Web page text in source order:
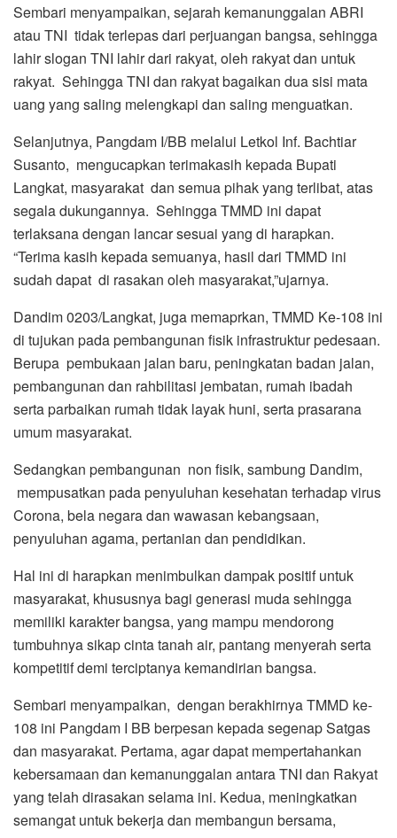
Sembari menyampaikan, sejarah kemanunggalan ABRI
atau TNI tidak terlepas dari perjuangan bangsa, sehingga
lahir slogan TNI lahir dari rakyat, oleh rakyat dan untuk
rakyat. Sehingga TNI dan rakyat bagaikan dua sisi mata
uang yang saling melengkapi dan saling menguatkan.
Selanjutnya, Pangdam I/BB melalui Letkol Inf. Bachtiar
Susanto, mengucapkan terimakasih kepada Bupati
Langkat, masyarakat dan semua pihak yang terlibat, atas
segala dukungannya. Sehingga TMMD ini dapat
terlaksana dengan lancar sesuai yang di harapkan.
“Terima kasih kepada semuanya, hasil dari TMMD ini
sudah dapat di rasakan oleh masyarakat,”ujarnya.
Dandim 0203/Langkat, juga memaprkan, TMMD Ke-108 ini
di tujukan pada pembangunan fisik infrastruktur pedesaan.
Berupa pembukaan jalan baru, peningkatan badan jalan,
pembangunan dan rahbilitasi jembatan, rumah ibadah
serta parbaikan rumah tidak layak huni, serta prasarana
umum masyarakat.
Sedangkan pembangunan non fisik, sambung Dandim,
mempusatkan pada penyuluhan kesehatan terhadap virus
Corona, bela negara dan wawasan kebangsaan,
penyuluhan agama, pertanian dan pendidikan.
Hal ini di harapkan menimbulkan dampak positif untuk
masyarakat, khususnya bagi generasi muda sehingga
memiliki karakter bangsa, yang mampu mendorong
tumbuhnya sikap cinta tanah air, pantang menyerah serta
kompetitif demi terciptanya kemandirian bangsa.
Sembari menyampaikan, dengan berakhirnya TMMD ke-
108 ini Pangdam I BB berpesan kepada segenap Satgas
dan masyarakat. Pertama, agar dapat mempertahankan
kebersamaan dan kemanunggalan antara TNI dan Rakyat
yang telah dirasakan selama ini. Kedua, meningkatkan
semangat untuk bekerja dan membangun bersama,